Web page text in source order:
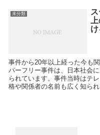
未分類
事件から20年以上経った今も
パーフリー事件は、日本社会
られています。事件当時はテ
格や関係者の名前も広く知られ